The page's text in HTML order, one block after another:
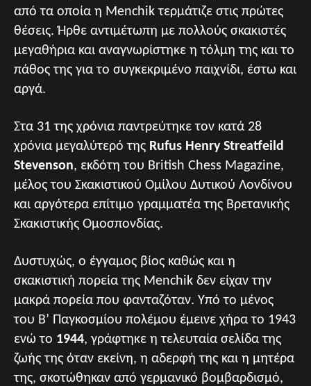
από τα οποία η Menchik τερμάτιζε στις πρώτες
θέσεις. Ήρθε αντιμέτωπη με πολλούς σκακιστές
μεγαθήρια και αναγνωρίστηκε η τόλμη της και το
πάθος της για το συγκεκριμένο παιχνίδι, έστω και
αργά.
Στα 31 της χρόνια παντρεύτηκε τον κατά 28
χρόνια μεγαλύτερό της Rufus Henry Streatfeild
Stevenson, εκδότη του British Chess Magazine,
μέλος του Σκακιστικού Ομίλου Δυτικού Λονδίνου
και αργότερα επίτιμο γραμματέα της Βρετανικής
Σκακιστικής Ομοσπονδίας.
Δυστυχώς, ο έγγαμος βίος καθώς και η
σκακιστική πορεία της Menchik δεν είχαν την
μακρά πορεία που φανταζόταν. Υπό το μένος
του Β’ Παγκοσμίου πολέμου έμεινε χήρα το 1943
ενώ το 1944, γράφτηκε η τελευταία σελίδα της
ζωής της όταν εκείνη, η αδερφή της και η μητέρα
της, σκοτώθηκαν από γερμανικό βομβαρδισμό,